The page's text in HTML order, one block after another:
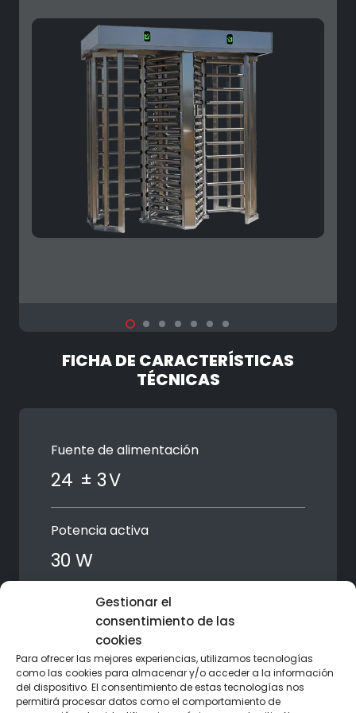
Gestionar el
consentimiento de las
cookies
Para ofrecer las mejores experiencias, utilizamos tecnologías
como las cookies para almacenar y/o acceder a la información
del dispositivo. El consentimiento de estas tecnologías nos
permitirá procesar datos como el comportamiento de
FICHA DE CARACTERÍSTICAS
TÉCNICAS
Fuente de alimentación
24 ± 3 V
Potencia activa
30 W
Tasa de rendimiento
40 a 60 personas/min
Ancho de paso